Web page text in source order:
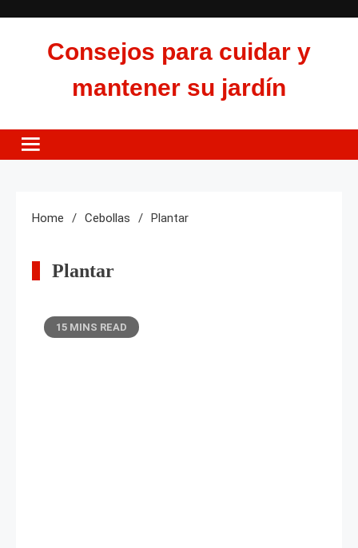
Consejos para cuidar y
mantener su jardín
Home Cebollas Plantar
Plantar
15 MINS READ